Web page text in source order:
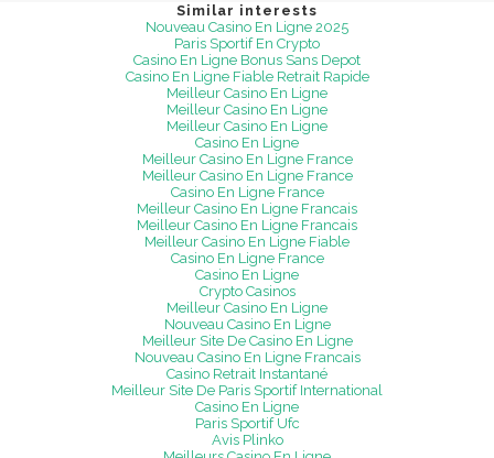
Similar interests
Nouveau Casino En Ligne 2025
Paris Sportif En Crypto
Casino En Ligne Bonus Sans Depot
Casino En Ligne Fiable Retrait Rapide
Meilleur Casino En Ligne
Meilleur Casino En Ligne
Meilleur Casino En Ligne
Casino En Ligne
Meilleur Casino En Ligne France
Meilleur Casino En Ligne France
Casino En Ligne France
Meilleur Casino En Ligne Francais
Meilleur Casino En Ligne Francais
Meilleur Casino En Ligne Fiable
Casino En Ligne France
Casino En Ligne
Crypto Casinos
Meilleur Casino En Ligne
Nouveau Casino En Ligne
Meilleur Site De Casino En Ligne
Nouveau Casino En Ligne Francais
Casino Retrait Instantané
Meilleur Site De Paris Sportif International
Casino En Ligne
Paris Sportif Ufc
Avis Plinko